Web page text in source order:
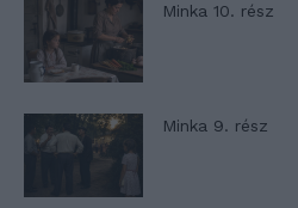
Minka 10. rész
Minka 9. rész